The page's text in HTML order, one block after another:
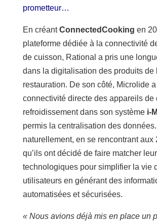
prometteur…
En créantConnectedCooking en
plateforme dédiée à la connectivité
de cuisson, Rational a pris une
dans la digitalisation des produits de
restauration. De son côté, Microlide
connectivité directe des appareils de
refroidissement dans son système i-
permis la centralisation des données.
naturellement, en se rencontrant aux
qu’ils ont décidé de faire matcher
technologiques pour simplifier la vie
utilisateurs en générant des
automatisées et sécurisées.
« Nous avions déjà mis en place un